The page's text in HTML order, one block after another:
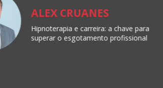
ALEX CRUANES
Hipnoterapia e carreira: a chave para
superar o esgotamento profissional